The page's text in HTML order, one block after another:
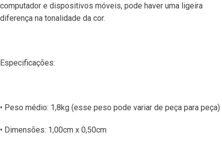
computador e dispositivos móveis, pode haver uma ligeira
diferença na tonalidade da cor.
Especificações:
• Peso médio: 1,8kg (esse peso pode variar de peça para peça)
• Dimensões: 1,00cm x 0,50cm